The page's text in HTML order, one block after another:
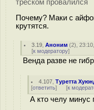
треском провалился
Почему? Маки с
крутятся.
3.19 ,Аноним (2),
[к модератору]
Венда разве не
4.107 ,Туретта
[ответить] [к
А кто челу минус